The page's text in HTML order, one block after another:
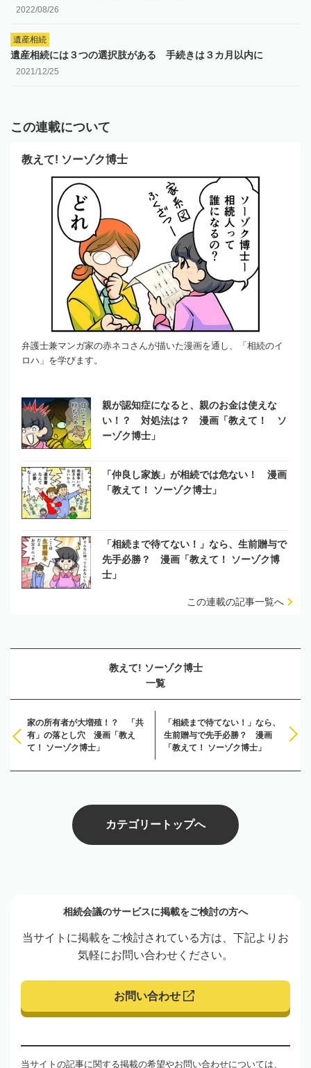
2022/08/26
遺産相続
遺産相続には３つの選択肢がある 手続きは３カ月以内に
2021/12/25
この連載について
教えて! ソーゾク博士
弁護士兼マンガ家の赤ネコさんが描いた漫画を通し、「相続のイ
ロハ」を学びます。
親が認知症になると、親のお金は使えな
い！？ 対処法は？ 漫画「教えて！ ソ
ーゾク博士」
「仲良し家族」が相続では危ない！ 漫画
「教えて！ ソーゾク博士」
「相続まで待てない！」なら、生前贈与で
先手必勝？ 漫画「教えて！ ソーゾク博
士」
この連載の記事一覧へ
家の所有者が大増殖！？ 「共
有」の落とし穴 漫画「教え
て！ ソーゾク博士」
教えて! ソーゾク博士
一覧
「相続まで待てない！」なら、
生前贈与で先手必勝？ 漫画
「教えて！ ソーゾク博士」
カテゴリートップへ
相続会議のサービスに掲載をご検討の方へ
当サイトに掲載をご検討されている方は、下記よりお
気軽にお問い合わせください。
お問い合わせ
当サイトの記事に関する掲載の希望やお問い合わせについては、